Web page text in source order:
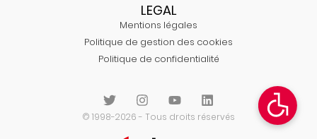
LEGAL
Mentions légales
Politique de gestion des cookies
Politique de confidentialité
© 1998-2026 - Tous droits réservés